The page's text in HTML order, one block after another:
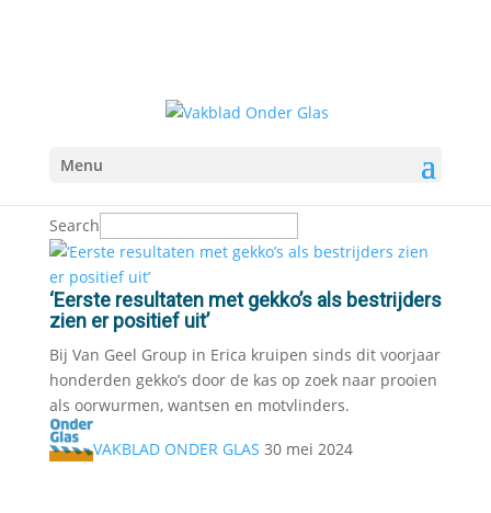
Menu
Search
‘Eerste resultaten met gekko’s als bestrijders
zien er positief uit’
Bij Van Geel Group in Erica kruipen sinds dit voorjaar
honderden gekko’s door de kas op zoek naar prooien
als oorwurmen, wantsen en motvlinders.
VAKBLAD ONDER GLAS 30 mei 2024